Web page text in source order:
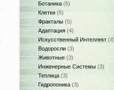
Ботаника (6)
Клетки (5)
Фракталы (5)
Адаптация (4)
Искусственный Интеллект (4)
Водоросли (3)
Животные (3)
Инженерные Системы (3)
Теплица (3)
Гидропоника (3)